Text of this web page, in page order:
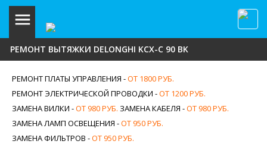
РЕМОНТ ВЫТЯЖКИ DELONGHI KCX-C 90 BK
РЕМОНТ ПЛАТЫ УПРАВЛЕНИЯ -ОТ 1800 РУБ.
РЕМОНТ ЭЛЕКТРИЧЕСКОЙ ПРОВОДКИ -ОТ 1200 РУБ.
ЗАМЕНА ВИЛКИ -ОТ 980 РУБ. ЗАМЕНА КАБЕЛЯ -ОТ 980 РУБ.
ЗАМЕНА ЛАМП ОСВЕЩЕНИЯ -ОТ 950 РУБ.
ЗАМЕНА ФИЛЬТРОВ -ОТ 950 РУБ.